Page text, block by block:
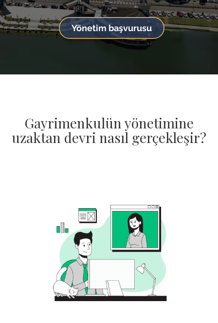
Yönetim başvurusu
Gayrimenkulün yönetimine
uzaktan devri nasıl gerçekleşir?